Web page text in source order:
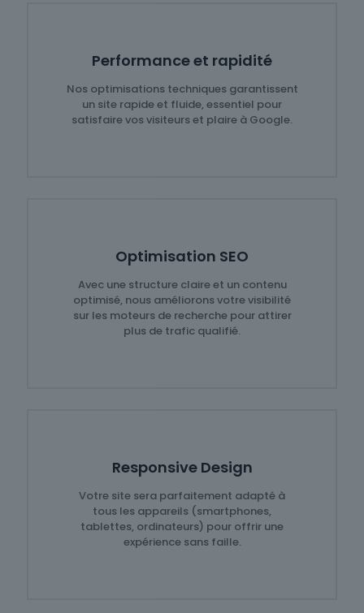
Performance et rapidité
Nos optimisations techniques garantissent
un site rapide et fluide, essentiel pour
satisfaire vos visiteurs et plaire à Google.
Optimisation SEO
Avec une structure claire et un contenu
optimisé, nous améliorons votre visibilité
sur les moteurs de recherche pour attirer
plus de trafic qualifié.
Responsive Design
Votre site sera parfaitement adapté à
tous les appareils (smartphones,
tablettes, ordinateurs) pour offrir une
expérience sans faille.